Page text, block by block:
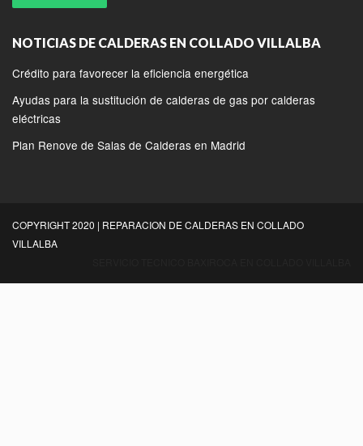
NOTICIAS DE CALDERAS EN COLLADO VILLALBA
Crédito para favorecer la eficiencia energética
Ayudas para la sustitución de calderas de gas por calderas
eléctricas
Plan Renove de Salas de Calderas en Madrid
COPYRIGHT 2020 | REPARACION DE CALDERAS EN COLLADO
VILLALBA